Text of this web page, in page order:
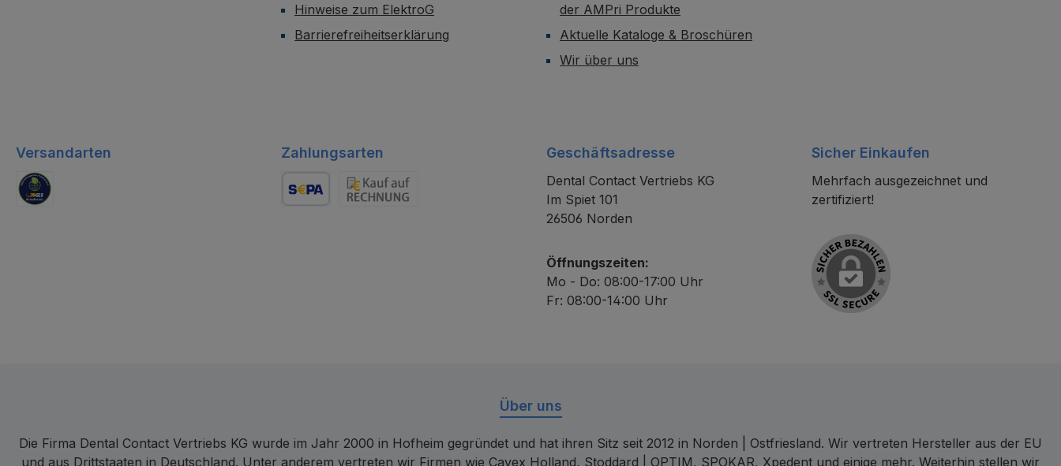
Hinweise zum ElektroG
Barrierefreiheitserklärung
der AMPri Produkte
Aktuelle Kataloge & Broschüren
Wir über uns
Versandarten Zahlungsarten Geschäftsadresse
Dental Contact Vertriebs KG
Im Spiet 101
26506 Norden
Öffnungszeiten:
Mo - Do: 08:00-17:00 Uhr
Fr: 08:00-14:00 Uhr
Sicher Einkaufen
Mehrfach ausgezeichnet und
zertifiziert!
Über uns
Die Firma Dental Contact Vertriebs KG wurde im Jahr 2000 in Hofheim gegründet und hat ihren Sitz seit 2012 in Norden | Ostfriesland. Wir vertreten Hersteller aus der EU
und aus Drittstaaten in Deutschland. Unter anderem vertreten wir Firmen wie Cavex Holland, Stoddard | OPTIM, SPOKAR, Xpedent und einige mehr. Weiterhin stellen wir